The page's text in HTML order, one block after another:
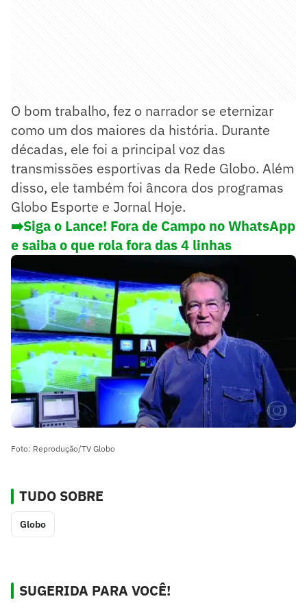
O bom trabalho, fez o narrador se eternizar
como um dos maiores da história. Durante
décadas, ele foi a principal voz das
transmissões esportivas da Rede Globo. Além
disso, ele também foi âncora dos programas
Globo Esporte e Jornal Hoje.
➡️Siga o Lance! Fora de Campo no WhatsApp
e saiba o que rola fora das 4 linhas
Foto: Reprodução/TV Globo
TUDO SOBRE
Globo
SUGERIDA PARA VOCÊ!